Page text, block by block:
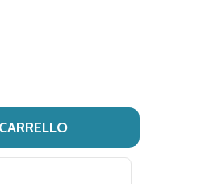
CREMA IDRATANTE +
ANTIAGE CREMA